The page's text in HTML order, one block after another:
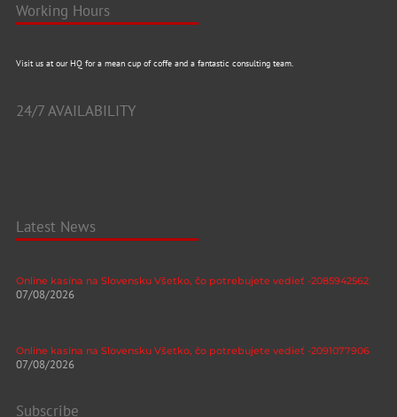
Working Hours
Visit us at our HQ for a mean cup of coffe and a fantastic consulting team.
24/7 AVAILABILITY
Latest News
Online kasína na Slovensku Všetko, čo potrebujete vedieť -2085942562
07/08/2026
Online kasína na Slovensku Všetko, čo potrebujete vedieť -2091077906
07/08/2026
Subscribe